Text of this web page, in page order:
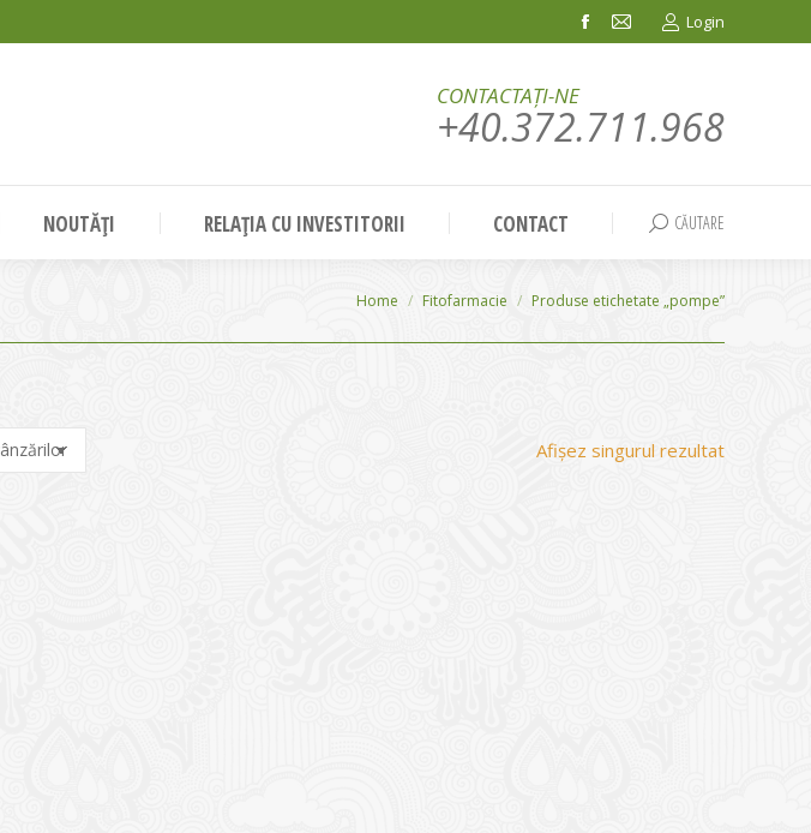
Facebook
in
window
Mail
in
window
Login
CONTACTAȚI-NE
+40.372.711.968
NOUTĂȚI RELAȚIA CU INVESTITORII CONTACT Search:
CĂUTARE
You are here:
Home Fitofarmacie Produse etichetate „pompe”
Afișez singurul rezultat